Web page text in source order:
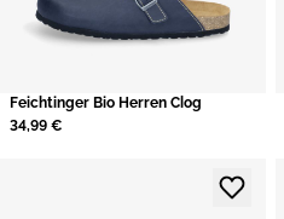
​Feichtinger Bio Herren Clog
34,99 €